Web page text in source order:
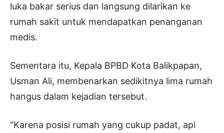
luka bakar serius dan langsung dilarikan ke
rumah sakit untuk mendapatkan penanganan
medis.
Sementara itu, Kepala BPBD Kota Balikpapan,
Usman Ali, membenarkan sedikitnya lima rumah
hangus dalam kejadian tersebut.
“Karena posisi rumah yang cukup padat, api